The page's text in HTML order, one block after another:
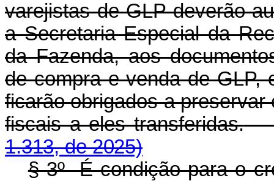
varejistas de GLP deverão
a Secretaria Especial da
da Fazenda, aos
de compra e venda de GLP,
ficarão obrigados a
fiscais a eles transferidas.
1.313, de 2025)
§ 3º É condição para o